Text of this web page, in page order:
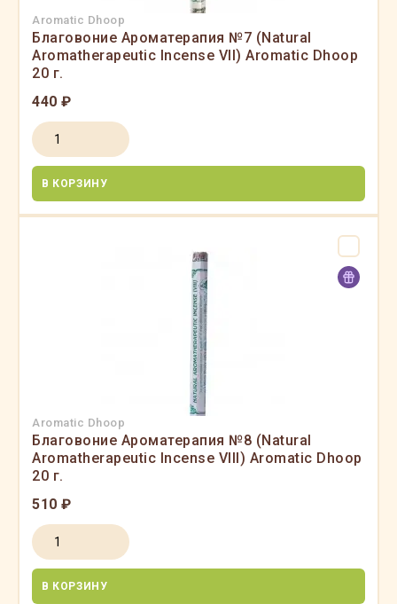
Aromatic Dhoop
Благовоние Ароматерапия №7 (Natural
Aromatherapeutic Incense VII) Aromatic Dhoop
20 г.
440 ₽
В КОРЗИНУ
Aromatic Dhoop
Благовоние Ароматерапия №8 (Natural
Aromatherapeutic Incense VIII) Aromatic Dhoop
20 г.
510 ₽
В КОРЗИНУ